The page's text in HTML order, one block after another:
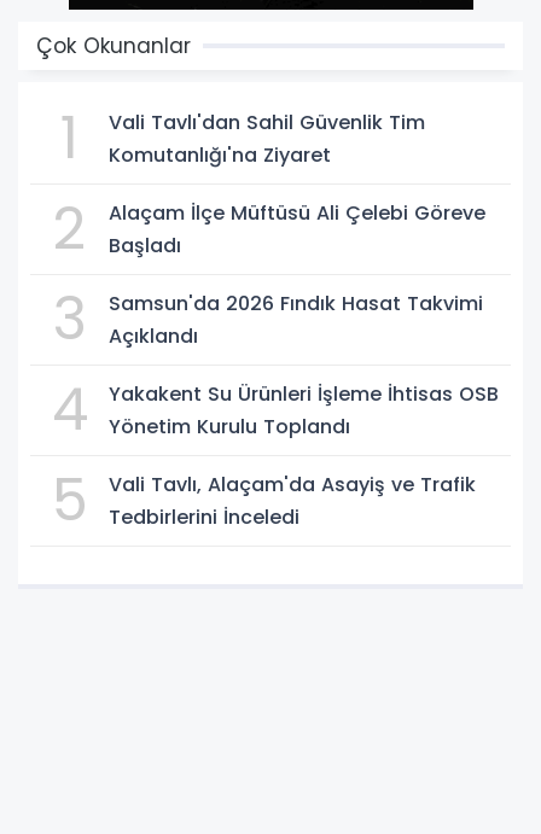
Çok Okunanlar
1
Vali Tavlı'dan Sahil Güvenlik Tim
Komutanlığı'na Ziyaret
2
Alaçam İlçe Müftüsü Ali Çelebi Göreve
Başladı
3
Samsun'da 2026 Fındık Hasat Takvimi
Açıklandı
4
Yakakent Su Ürünleri İşleme İhtisas OSB
Yönetim Kurulu Toplandı
5
Vali Tavlı, Alaçam'da Asayiş ve Trafik
Tedbirlerini İnceledi